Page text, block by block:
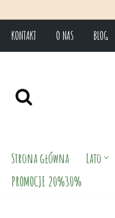
Przejdź
KONTAKT O NAS BLOG
Strona główna Lato
PROMOCJE 20%30%